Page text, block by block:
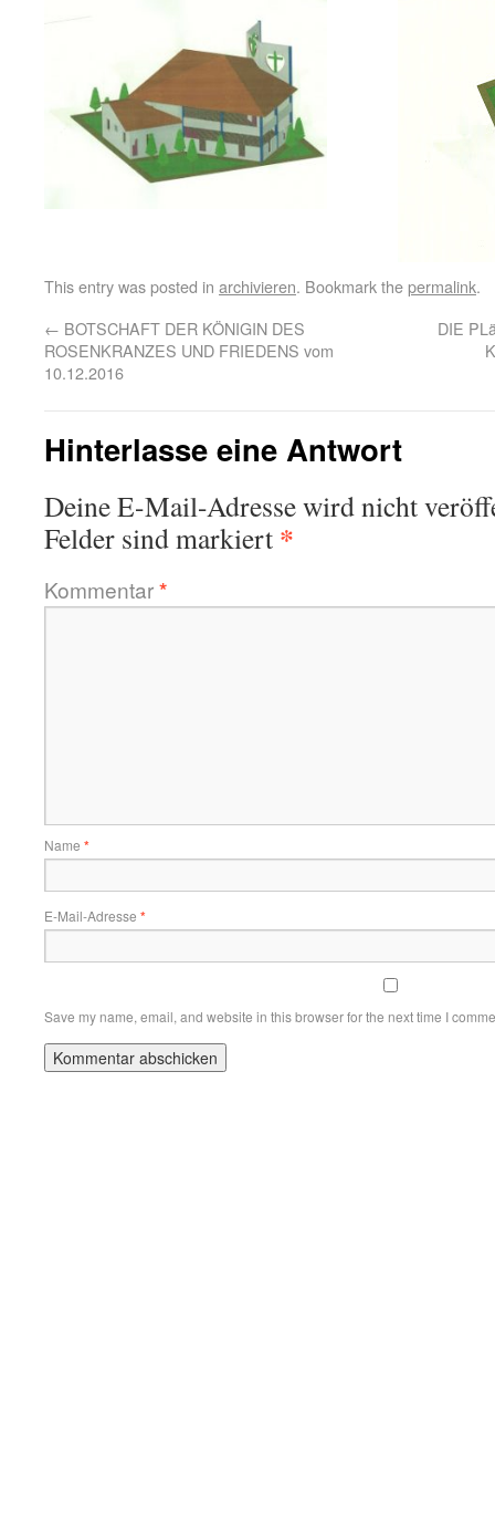
This entry was posted in archivieren. Bookmark thepermalink.
← BOTSCHAFT DER KÖNIGIN DES
ROSENKRANZES UND FRIEDENS vom
10.12.2016
DIE
Hinterlasse eine Antwort
Deine E-Mail-Adresse wird nicht
Felder sind markiert *
Kommentar*
Name *
E-Mail-Adresse *
Save my name, email, and website in this browser for the next time I